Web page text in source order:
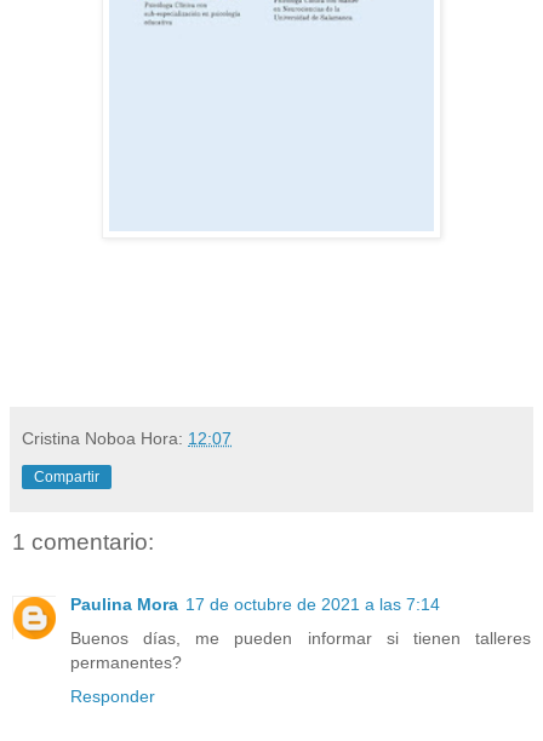
Cristina Noboa Hora: 12:07
Compartir
1 comentario:
Paulina Mora 17 de octubre de 2021 a las 7:14
Buenos días, me pueden informar si tienen talleres
permanentes?
Responder